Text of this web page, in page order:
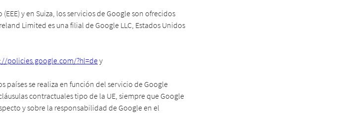
y en Suiza, los servicios de Google son ofrecidos
Limited es una filial de Google LLC, Estados Unidos
policies.google.com/?hl=dey
países se realiza en función del servicio de Google
contractuales tipo de la UE, siempre que Google
y sobre la responsabilidad de Google en el